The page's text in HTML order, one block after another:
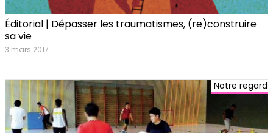
Éditorial | Dépasser les traumatismes, (re)construire
sa vie
3 mars 2017
Notre regard